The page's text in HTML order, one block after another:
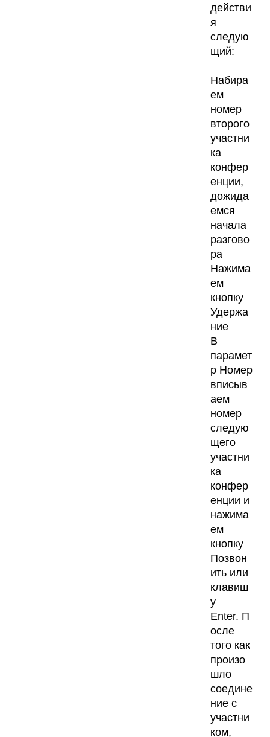
действи
я
следую
щий:
Набира
ем
номер
второго
участни
ка
конфер
енции,
дожида
емся
начала
разгово
ра
Нажима
ем
кнопку
Удержа
ние
В
парамет
р Номер
вписыв
аем
номер
следую
щего
участни
ка
конфер
енции и
нажима
ем
кнопку
Позвон
ить или
клавиш
у
Enter. П
осле
того как
произо
шло
соедине
ние с
участни
ком,